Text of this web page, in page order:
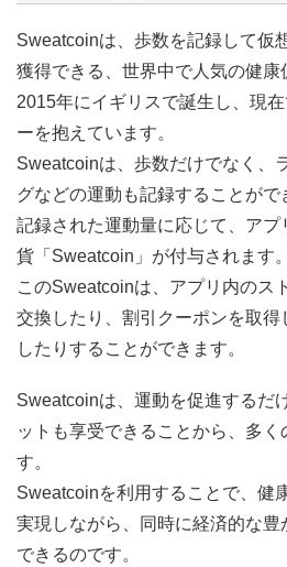
Sweatcoinは、歩数を記録して仮
獲得できる、世界中で人気の健康
2015年にイギリスで誕生し、現
ーを抱えています。
Sweatcoinは、歩数だけでなく、
グなどの運動も記録することがで
記録された運動量に応じて、アプ
貨「Sweatcoin」が付与されます。
このSweatcoinは、アプリ内のス
交換したり、割引クーポンを取
したりすることができます。
Sweatcoinは、運動を促進するだ
ットも享受できることから、多く
す。
Sweatcoinを利用することで、健
実現しながら、同時に経済的な
できるのです。